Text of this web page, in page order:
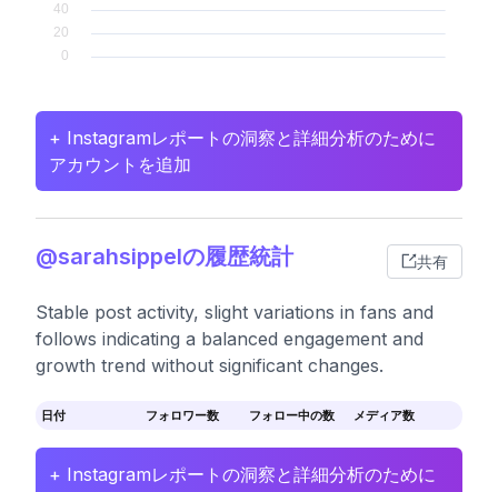
+ Instagramレポートの洞察と詳細分析のために
アカウントを追加
@sarahsippelの履歴統計 共有
Stable post activity, slight variations in fans and
follows indicating a balanced engagement and
growth trend without significant changes.
日付 フォロワー数 フォロー中の数 メディア数
+ Instagramレポートの洞察と詳細分析のために